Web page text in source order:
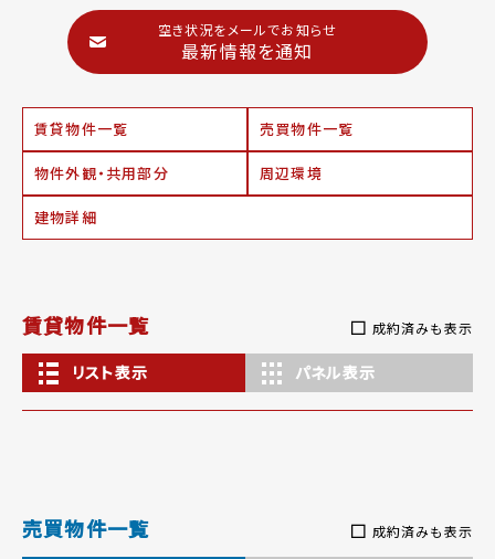
空き状況をメールでお知らせ
最新情報を通知
賃貸物件一覧 売買物件一覧
物件外観・共用部分 周辺環境
建物詳細
賃貸物件一覧 成約済みも表示
リスト表示 パネル表示
売買物件一覧 成約済みも表示